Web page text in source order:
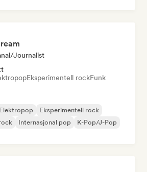
journalist
Eksperimentell rockFunk
Elektropop
Eksperimentell rock
Internasjonal pop
K-Pop/J-Pop